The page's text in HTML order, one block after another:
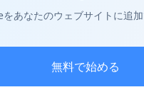
あなたのウェブサイトに追加
無料で始める